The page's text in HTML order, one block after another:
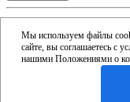
Мы используем файлы
сайте, вы соглашаетесь с
нашими Положениями о
Email shop@argusdv.ru
Адрес
Россия, Владивосток,